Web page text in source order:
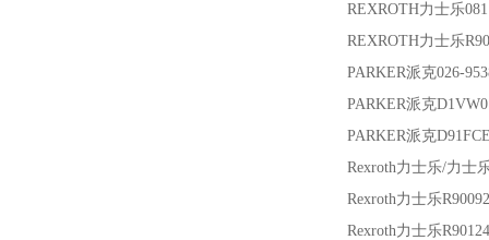
REXROTH力士乐
REXROTH力士乐
PARKER派克026-
PARKER派克
PARKER派克
Rexroth力士乐/力士
Rexroth力士乐
Rexroth力士乐